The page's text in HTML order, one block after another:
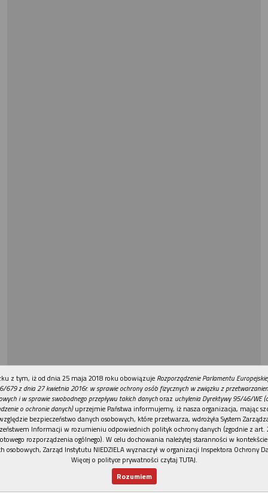
REKLAMA
z tym, iż od dnia 25 maja 2018 roku obowiązuje Rozporządzenie Parlamentu
679 z dnia 27 kwietnia 2016r. w sprawie ochrony osób fizycznych w związku z
i w sprawie swobodnego przepływu takich danychoraz uchylenia Dyrektywy 95/46/WE
o ochronie danych)uprzejmie Państwa informujemy, iż nasza organizacja, mając
bezpieczeństwo danych osobowych, które przetwarza, wdrożyła System
Informacji w rozumieniu odpowiednich polityk ochrony danych (zgodnie z art.
rozporządzenia ogólnego). W celu dochowania należytej staranności w
osobowych, Zarząd Instytutu NIEDZIELA wyznaczył w organizacji Inspektora Ochrony
Więcej o polityce prywatności czytaj TUTAJ.
Rozumiem